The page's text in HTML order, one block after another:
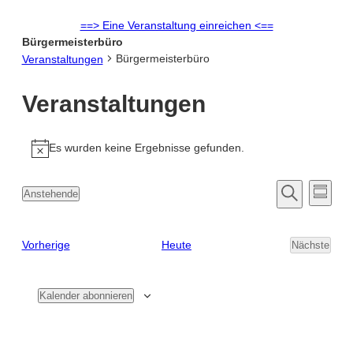
==> Eine Veranstaltung einreichen <==
Bürgermeisterbüro
Veranstaltungen
Bürgermeisterbüro
Veranstaltungen
Hinweis
Es wurden keine Ergebnisse gefunden.
Suche
Suche
Anstehende
VorherigeVeranstaltungen Heute
Nächste
Kalender abonnieren